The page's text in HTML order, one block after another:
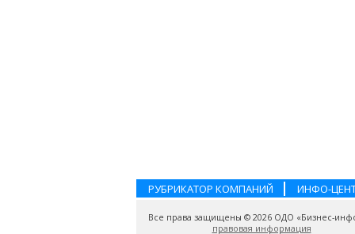
РУБРИКАТОР КОМПАНИЙ ИНФО-
Все права защищены © 2026 ОДО «Бизнес-
правовая информация